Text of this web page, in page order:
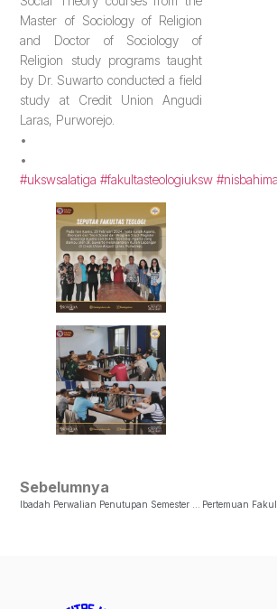
Master of Sociology of Religion
and Doctor of Sociology of
Religion study programs taught
by Dr. Suwarto conducted a field
study at Credit Union Angudi
Laras, Purworejo.
•
•
#ukswsalatiga #fakultasteologiuksw
Sebelumnya